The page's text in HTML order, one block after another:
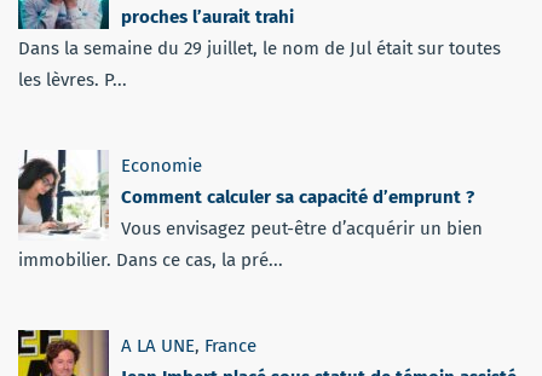
proches l’aurait trahi
Dans la semaine du 29 juillet, le nom de Jul était sur toutes
les lèvres. P...
Economie
Comment calculer sa capacité d’emprunt ?
Vous envisagez peut-être d’acquérir un bien
immobilier. Dans ce cas, la pré...
A LA UNE, France